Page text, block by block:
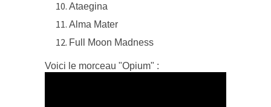
Ataegina
Alma Mater
Full Moon Madness
Voici le morceau "Opium" :